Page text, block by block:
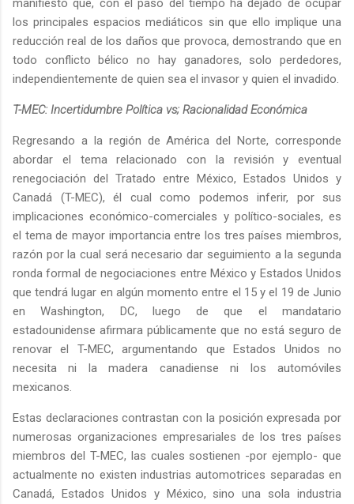
los principales espacios mediáticos sin que ello implique una
reducción real de los daños que provoca, demostrando que en
todo conflicto bélico no hay ganadores, solo perdedores,
independientemente de quien sea el invasor y quien el invadido.
T-MEC: Incertidumbre Política vs; Racionalidad Económica
Regresando a la región de América del Norte, corresponde
abordar el tema relacionado con la revisión y eventual
renegociación del Tratado entre México, Estados Unidos y
Canadá (T-MEC), él cual como podemos inferir, por sus
implicaciones económico-comerciales y político-sociales, es
el tema de mayor importancia entre los tres países miembros,
razón por la cual será necesario dar seguimiento a la segunda
ronda formal de negociaciones entre México y Estados Unidos
que tendrá lugar en algún momento entre el 15 y el 19 de Junio
en Washington, DC, luego de que el mandatario
estadounidense afirmara públicamente que no está seguro de
renovar el T-MEC, argumentando que Estados Unidos no
necesita ni la madera canadiense ni los automóviles
mexicanos.
Estas declaraciones contrastan con la posición expresada por
numerosas organizaciones empresariales de los tres países
miembros del T-MEC, las cuales sostienen -por ejemplo- que
actualmente no existen industrias automotrices separadas en
Canadá, Estados Unidos y México, sino una sola industria